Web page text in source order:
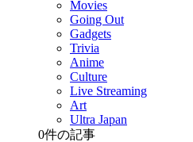
Movies
Going Out
Gadgets
Trivia
Anime
Culture
Live Streaming
Art
Ultra Japan
0件の記事